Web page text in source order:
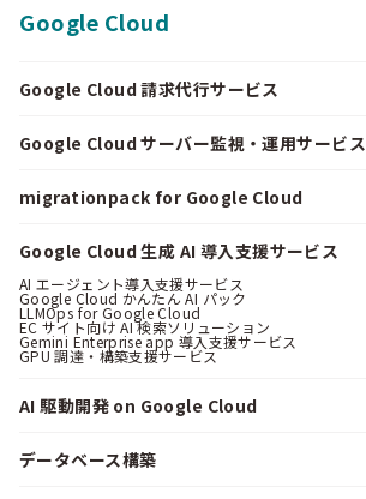
Google Cloud
Google Cloud 請求代行サービス
Google Cloud サーバー監視・運用サービス
migrationpack for Google Cloud
Google Cloud 生成 AI 導入支援サービス
AI エージェント導入支援サービス
Google Cloud かんたん AI パック
LLMOps for Google Cloud
EC サイト向け AI 検索ソリューション
Gemini Enterprise app 導入支援サービス
GPU 調達・構築支援サービス
AI 駆動開発 on Google Cloud
データベース構築